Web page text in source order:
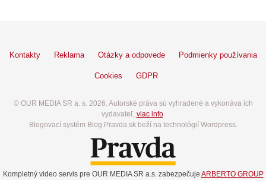
Kontakty Reklama Otázky a odpovede Podmienky používania
Cookies GDPR
© OUR MEDIA SR a. s. 2026. Autorské práva sú vyhradené a vykonáva ich
vydavateľ, viac info.
Blogovací systém Blog.Pravda.sk beží na technológií Wordpress.
Kompletný video servis pre OUR MEDIA SR a.s. zabezpečuje ARBERTO GROUP